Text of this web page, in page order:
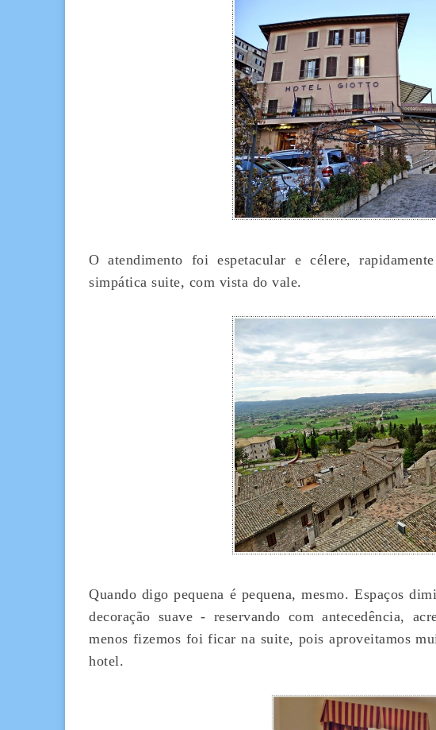
O atendimento foi espetacular e célere,
simpática suite, com vista do vale.
Quando digo pequena é pequena, mesmo. Espaços
decoração suave - reservando com antecedência,
menos fizemos foi ficar na suite, pois aproveitamos
hotel.